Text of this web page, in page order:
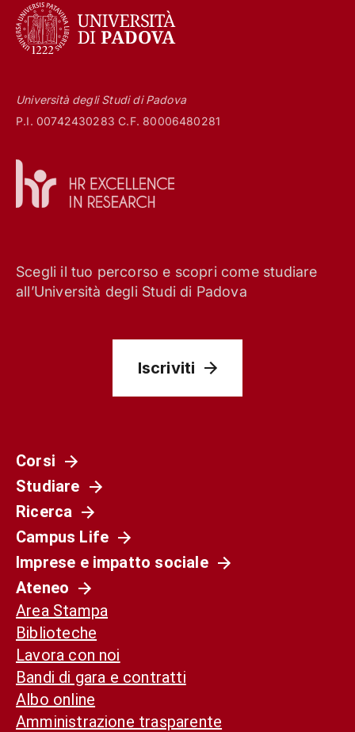
Università degli Studi di Padova
P.I. 00742430283 C.F. 80006480281
Scegli il tuo percorso e scopri come studiare
all’Università degli Studi di Padova
Iscriviti
Corsi
Studiare
Ricerca
Campus Life
Imprese e impatto sociale
Ateneo
Area Stampa
Biblioteche
Lavora con noi
Bandi di gara e contratti
Albo online
Amministrazione trasparente